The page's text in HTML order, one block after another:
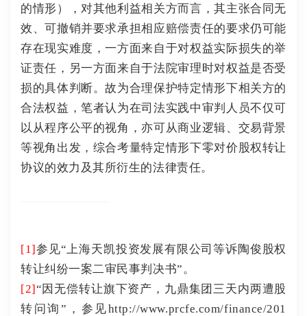
的情形），对其他利益相关方而言，其主张合同无
效、可撤销并要求承担相应赔偿责任的要求仍可能
存在现实难度，一方面来自于对权益实际损失的举
证责任，另一方面来自于法院审理时对权益是否受
损的具体判断。故为合理保护特定情形下相关方的
合法权益，笔者认为在司法实践中审判人员不仅可
以从程序公平的视角，亦可从商业逻辑、交易背景
等视角出发，综合考量特定情形下零对价股权转让
协议的效力及其所衍生的法律责任。
[1]参见“上海天凯投资发展有限公司等诉陶俊股权
转让纠纷一案二审民事判决书”。
[2]“因无偿转让旗下资产，九鼎集团三天内两遭股
转问询”，参见http://www.prcfe.com/finance/201